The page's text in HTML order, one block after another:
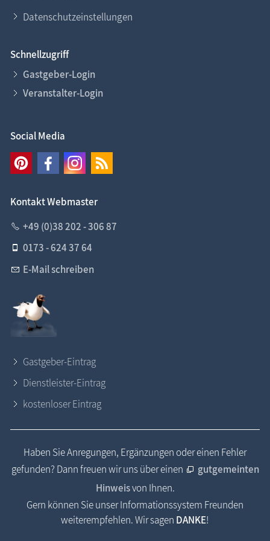
Datenschutzeinstellungen
Schnellzugriff
Gastgeber-Login
Veranstalter-Login
Social Media
Kontakt Webmaster
+49 (0)38 202 - 306 87
0173 - 624 37 64
E-Mail schreiben
Gastgeber-Eintrag
Dienstleister-Eintrag
kostenloser Eintrag
Haben Sie Anregungen, Ergänzungen oder einen Fehler
gefunden? Dann freuen wir uns über einen
gutgemeinten
Hinweisvon Ihnen.
Gern können Sie unser Informationssystem Freunden
weiterempfehlen. Wir sagen DANKE!